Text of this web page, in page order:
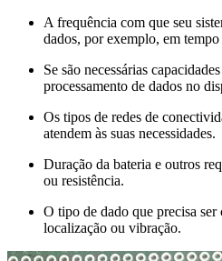
A frequência com que seu
dados, por exemplo, em
Se são necessárias
processamento de dados no
Os tipos de redes de
atendem às suas necessidades.
Duração da bateria e outros
ou resistência.
O tipo de dado que precisa
localização ou vibração.